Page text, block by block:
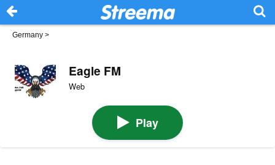
Germany >
Eagle FM
Web
Play